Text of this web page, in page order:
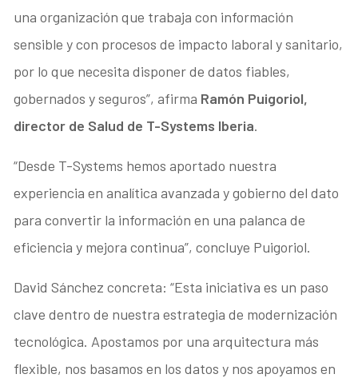
una organización que trabaja con información
sensible y con procesos de impacto laboral y sanitario,
por lo que necesita disponer de datos fiables,
gobernados y seguros”, afirma Ramón Puigoriol,
director de Salud de T-Systems Iberia.
“Desde T-Systems hemos aportado nuestra
experiencia en analítica avanzada y gobierno del dato
para convertir la información en una palanca de
eficiencia y mejora continua”, concluye Puigoriol.
David Sánchez concreta: “Esta iniciativa es un paso
clave dentro de nuestra estrategia de modernización
tecnológica. Apostamos por una arquitectura más
flexible, nos basamos en los datos y nos apoyamos en